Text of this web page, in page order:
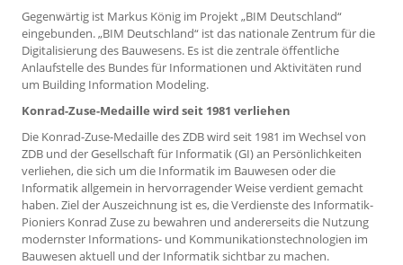
Gegenwärtig ist Markus König im Projekt „BIM Deutschland“
eingebunden. „BIM Deutschland“ ist das nationale Zentrum für die
Digitalisierung des Bauwesens. Es ist die zentrale öffentliche
Anlaufstelle des Bundes für Informationen und Aktivitäten rund
um Building Information Modeling.
Konrad-Zuse-Medaille wird seit 1981 verliehen
Die Konrad-Zuse-Medaille des ZDB wird seit 1981 im Wechsel von
ZDB und der Gesellschaft für Informatik (GI) an Persönlichkeiten
verliehen, die sich um die Informatik im Bauwesen oder die
Informatik allgemein in hervorragender Weise verdient gemacht
haben. Ziel der Auszeichnung ist es, die Verdienste des Informatik-
Pioniers Konrad Zuse zu bewahren und andererseits die Nutzung
modernster Informations- und Kommunikationstechnologien im
Bauwesen aktuell und der Informatik sichtbar zu machen.